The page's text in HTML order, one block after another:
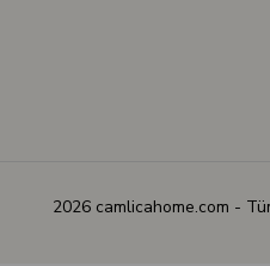
2026 camlicahome.com -